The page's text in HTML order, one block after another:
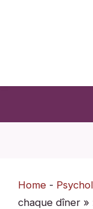
Home -
chaque dîner »